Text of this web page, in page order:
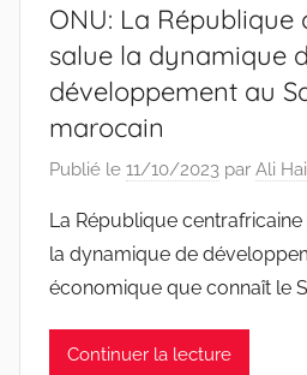
ONU: La
salue la dynamique
développement au
marocain
Publié le 11/10/2023 par Ali
La République centrafricaine
la dynamique de
économique que connaît le
Continuer la lecture